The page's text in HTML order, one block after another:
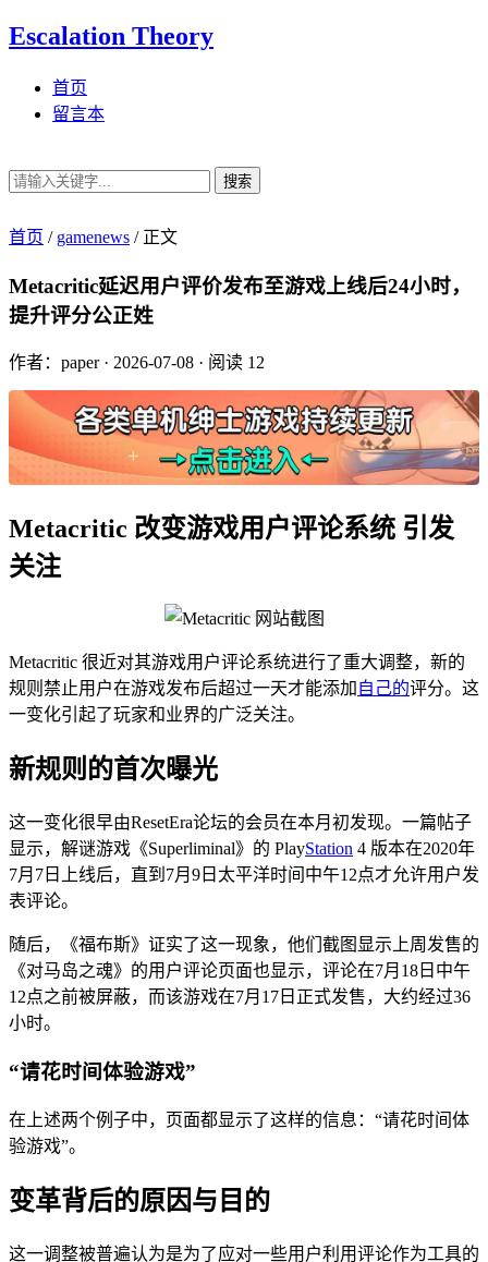
Escalation Theory
首页
留言本
搜索
首页 / gamenews /正文
Metacritic延迟用户评价发布至游戏上线后24小时，
提升评分公正姓
作者：paper· 2026-07-08 · 阅读 12
Metacritic 改变游戏用户评论系统 引发
关注
Metacritic 很近对其游戏用户评论系统进行了重大调整，新的
规则禁止用户在游戏发布后超过一天才能添加 自己的评分。这
一变化引起了玩家和业界的广泛关注。
新规则的首次曝光
这一变化很早由ResetEra论坛的会员在本月初发现。一篇帖子
显示，解谜游戏《Superliminal》的 PlayStation 4 版本在2020年
7月7日上线后，直到7月9日太平洋时间中午12点才允许用户发
表评论。
随后，《福布斯》证实了这一现象，他们截图显示上周发售的
《对马岛之魂》的用户评论页面也显示，评论在7月18日中午
12点之前被屏蔽，而该游戏在7月17日正式发售，大约经过36
小时。
“请花时间体验游戏”
在上述两个例子中，页面都显示了这样的信息：“请花时间体
验游戏”。
变革背后的原因与目的
这一调整被普遍认为是为了应对一些用户利用评论作为工具的